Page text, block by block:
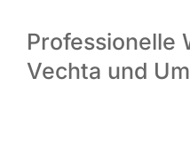
Leis­tun­gen
Professionelle
Vechta und